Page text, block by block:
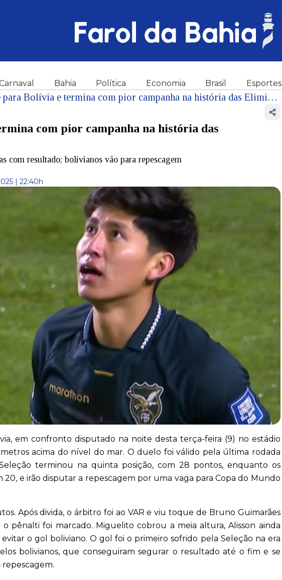
Bahia Política Economia Brasil Esportes
Brasil perde para Bolívia e termina com pior campanha na história das Eliminatórias
com pior campanha na história das
com resultado; bolivianos vão para repescagem
| 22:40h
em confronto disputado na noite desta terça-feira (9) no estádio
acima do nível do mar. O duelo foi válido pela última rodada
terminou na quinta posição, com 28 pontos, enquanto os
20, e irão disputar a repescagem por uma vaga para Copa do Mundo
Após divida, o árbitro foi ao VAR e viu toque de Bruno Guimarães
pênalti foi marcado. Miguelito cobrou a meia altura, Alisson ainda
o gol boliviano. O gol foi o primeiro sofrido pela Seleção na era
bolivianos, que conseguiram segurar o resultado até o fim e se
repescagem.